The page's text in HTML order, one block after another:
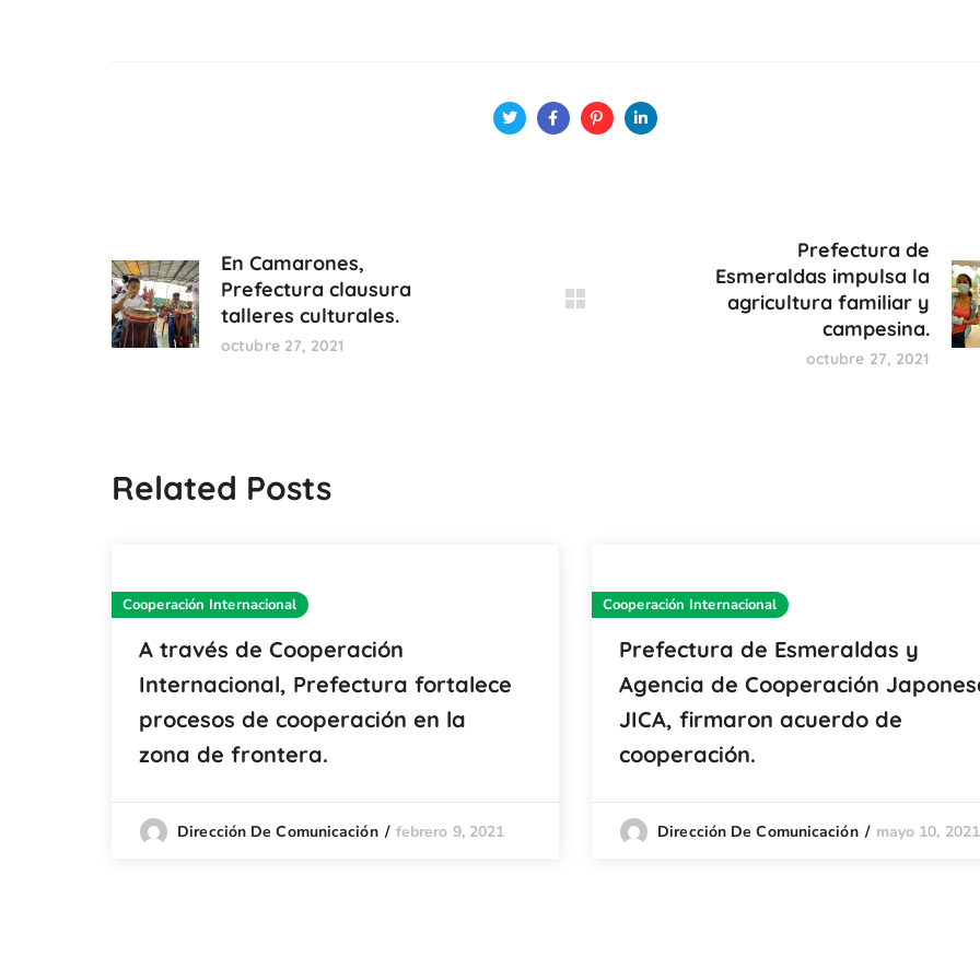
En Camarones,
Prefectura clausura
talleres culturales.
octubre 27, 2021
Prefectura de
Esmeraldas impulsa la
agricultura familiar y
campesina.
octubre 27, 2021
Related Posts
Cooperación Internacional
A través de Cooperación
Internacional, Prefectura fortalece
procesos de cooperación en la
zona de frontera.
Dirección De Comunicación febrero 9, 2021
Cooperación Internacional
Prefectura de Esmeraldas y
Agencia de Cooperación
JICA, firmaron acuerdo de
cooperación.
Dirección De Comunicación mayo 10, 2021